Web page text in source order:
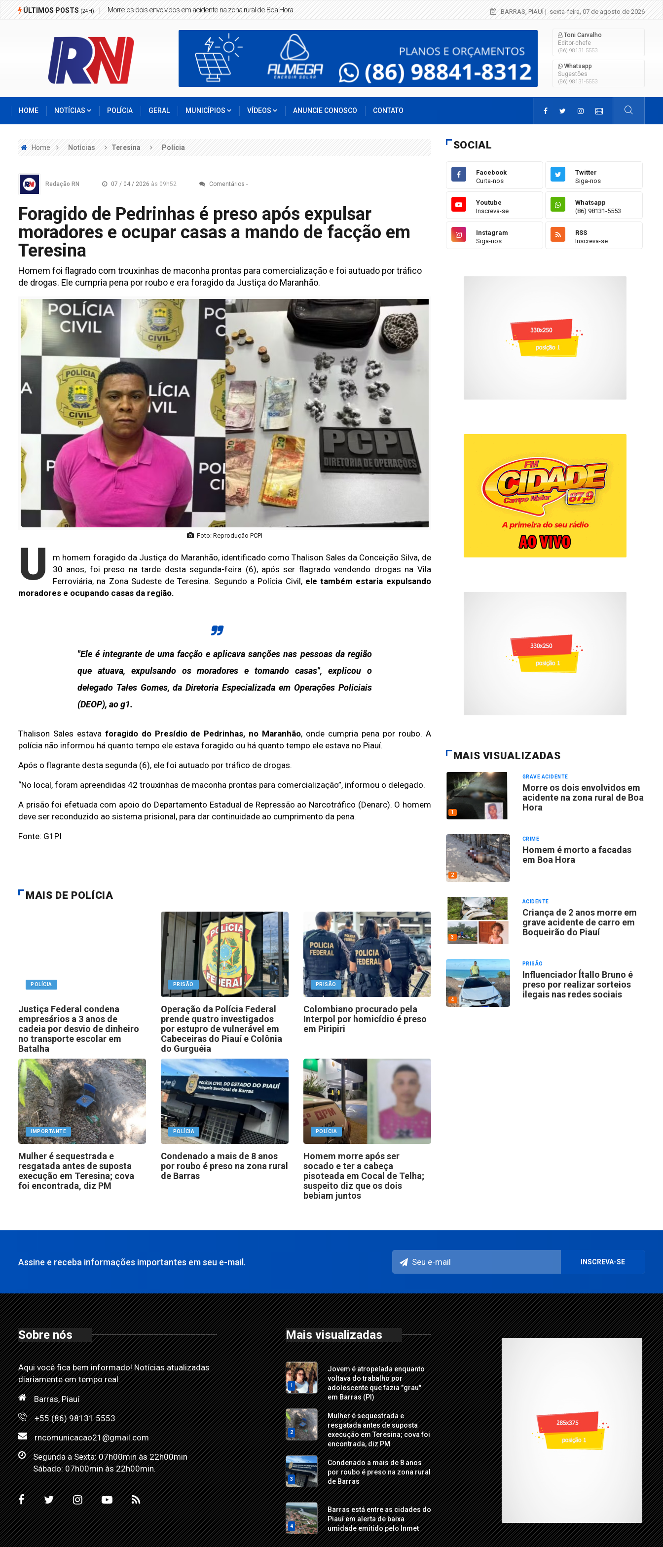
ÚLTIMOS POSTS(24H) Homem é morto a facadas em Boa Hora Criança de 2 anos morre em grave
BARRAS, PIAUÍ| sexta-feira, 07 de agosto de 2026
Toni Carvalho
Editor-chefe
(86) 98131 5553
Whatsapp
Sugestões
(86) 98131-5553
HOME NOTÍCIAS POLÍCIA GERAL MUNICÍPIOS VÍDEOS ANUNCIE CONOSCO CONTATO
Home Notícias Teresina Polícia
Redação RN 07 / 04 / 2026 às 09h52 Comentários -
Foragido de Pedrinhas é preso após expulsar
moradores e ocupar casas a mando de facção em
Teresina
Homem foi flagrado com trouxinhas de maconha prontas para comercialização e foi autuado por tráfico
de drogas. Ele cumpria pena por roubo e era foragido da Justiça do Maranhão.
Foto: Reprodução PCPI
U
m homem foragido da Justiça do Maranhão, identificado como Thalison Sales da Conceição Silva, de
30 anos, foi preso na tarde desta segunda-feira (6), após ser flagrado vendendo drogas na Vila
Ferroviária, na Zona Sudeste de Teresina. Segundo a Polícia Civil, ele também estaria expulsando
moradores e ocupando casas da região.
"Ele é integrante de uma facção e aplicava sanções nas pessoas da região
que atuava, expulsando os moradores e tomando casas", explicou o
delegado Tales Gomes, da Diretoria Especializada em Operações Policiais
(DEOP), ao g1.
Thalison Sales estavaforagido do Presídio de Pedrinhas, no Maranhão, onde cumpria pena por roubo. A
polícia não informou há quanto tempo ele estava foragido ou há quanto tempo ele estava no Piauí.
Após o flagrante desta segunda (6), ele foi autuado por tráfico de drogas.
“No local, foram apreendidas 42 trouxinhas de maconha prontas para comercialização”, informou o delegado.
A prisão foi efetuada com apoio do Departamento Estadual de Repressão ao Narcotráfico (Denarc). O homem
deve ser reconduzido ao sistema prisional, para dar continuidade ao cumprimento da pena.
Fonte: G1PI
MAIS DE POLÍCIA
POLÍCIA
Justiça Federal condena
empresários a 3 anos de
cadeia por desvio de dinheiro
no transporte escolar em
Batalha
PRISÃO
Operação da Polícia Federal
prende quatro investigados
por estupro de vulnerável em
Cabeceiras do Piauí e Colônia
do Gurguéia
PRISÃO
Colombiano procurado pela
Interpol por homicídio é preso
em Piripiri
IMPORTANTE
Mulher é sequestrada e
resgatada antes de suposta
execução em Teresina; cova
foi encontrada, diz PM
POLÍCIA
Condenado a mais de 8 anos
por roubo é preso na zona rural
de Barras
POLÍCIA
Homem morre após ser
socado e ter a cabeça
pisoteada em Cocal de Telha;
suspeito diz que os dois
bebiam juntos
SOCIAL
Facebook
Curta-nos
Twitter
Siga-nos
Youtube
Inscreva-se
Whatsapp
(86) 98131-5553
Instagram
Siga-nos
RSS
Inscreva-se
MAIS VISUALIZADAS
1
GRAVE ACIDENTE
Morre os dois envolvidos em
acidente na zona rural de Boa
Hora
2
CRIME
Homem é morto a facadas
em Boa Hora
3
ACIDENTE
Criança de 2 anos morre em
grave acidente de carro em
Boqueirão do Piauí
4
PRISÃO
Influenciador Ítallo Bruno é
preso por realizar sorteios
ilegais nas redes sociais
Assine e receba informações importantes em seu e-mail.
Sobre nós
Aqui você fica bem informado! Notícias atualizadas
diariamente em tempo real.
Barras, Piauí
+55 (86) 98131 5553
rncomunicacao21@gmail.com
Segunda a Sexta: 07h00min às 22h00min
Sábado: 07h00min às 22h00min.
Mais visualizadas
1
Jovem é atropelada enquanto
voltava do trabalho por
adolescente que fazia "grau"
em Barras (PI)
2
Mulher é sequestrada e
resgatada antes de suposta
execução em Teresina; cova foi
encontrada, diz PM
3
Condenado a mais de 8 anos
por roubo é preso na zona rural
de Barras
4
Barras está entre as cidades do
Piauí em alerta de baixa
umidade emitido pelo Inmet